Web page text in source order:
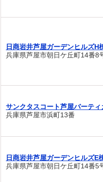
日商岩井芦屋ガーデンヒルズH
兵庫県芦屋市朝日ケ丘町14番8
サンクタスコート芦屋バーティ
兵庫県芦屋市浜町13番
日商岩井芦屋ガーデンヒルズE
兵庫県芦屋市朝日ケ丘町14番5